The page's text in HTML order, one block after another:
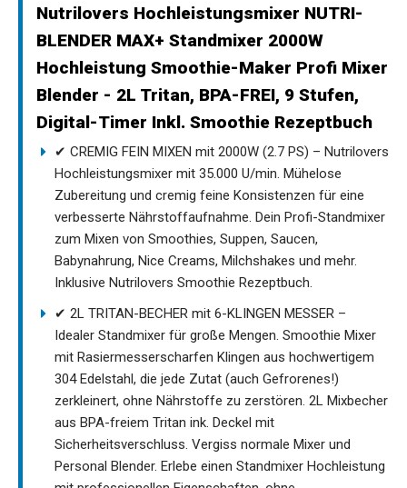
Nutrilovers Hochleistungsmixer NUTRI-
BLENDER MAX+ Standmixer 2000W
Hochleistung Smoothie-Maker Profi Mixer
Blender - 2L Tritan, BPA-FREI, 9 Stufen,
Digital-Timer Inkl. Smoothie Rezeptbuch
✔ CREMIG FEIN MIXEN mit 2000W (2.7 PS) – Nutrilovers
Hochleistungsmixer mit 35.000 U/min. Mühelose
Zubereitung und cremig feine Konsistenzen für eine
verbesserte Nährstoffaufnahme. Dein Profi-Standmixer
zum Mixen von Smoothies, Suppen, Saucen,
Babynahrung, Nice Creams, Milchshakes und mehr.
Inklusive Nutrilovers Smoothie Rezeptbuch.
✔ 2L TRITAN-BECHER mit 6-KLINGEN MESSER –
Idealer Standmixer für große Mengen. Smoothie Mixer
mit Rasiermesserscharfen Klingen aus hochwertigem
304 Edelstahl, die jede Zutat (auch Gefrorenes!)
zerkleinert, ohne Nährstoffe zu zerstören. 2L Mixbecher
aus BPA-freiem Tritan ink. Deckel mit
Sicherheitsverschluss. Vergiss normale Mixer und
Personal Blender. Erlebe einen Standmixer Hochleistung